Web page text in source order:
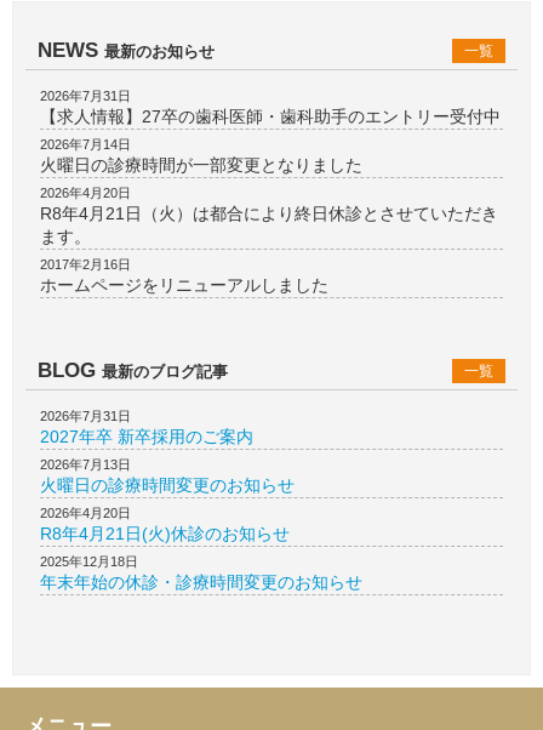
NEWS 最新のお知らせ 一覧
2026年7月31日
【求人情報】27卒の歯科医師・歯科助手のエントリー受付中
2026年7月14日
火曜日の診療時間が一部変更となりました
2026年4月20日
R8年4月21日（火）は都合により終日休診とさせていただき
ます。
2017年2月16日
ホームページをリニューアルしました
BLOG 最新のブログ記事 一覧
2026年7月31日
2027年卒 新卒採用のご案内
2026年7月13日
火曜日の診療時間変更のお知らせ
2026年4月20日
R8年4月21日(火)休診のお知らせ
2025年12月18日
年末年始の休診・診療時間変更のお知らせ